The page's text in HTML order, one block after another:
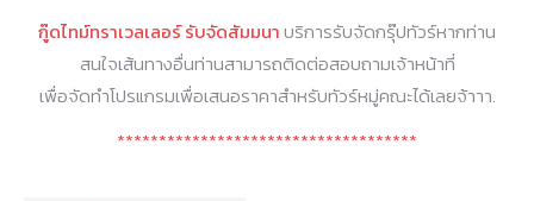
กู๊ดไทม์ทราเวลเลอร์ รับจัดสัมมนาบริการรับจัดกรุ๊ปทัวร์หากท่าน
สนใจเส้นทางอื่นท่านสามารถติดต่อสอบถามเจ้าหน้าที่
เพื่อจัดทำโปรแกรมเพื่อเสนอราคาสำหรับทัวร์หมู่คณะได้เลยจ้าาา.
************************************